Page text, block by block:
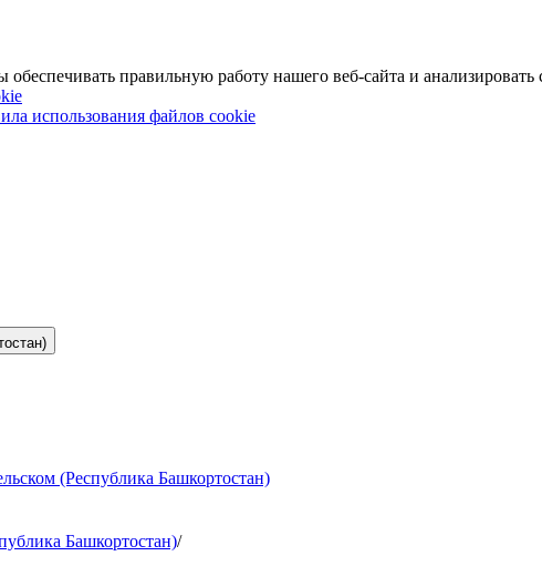
правильную работу нашего веб-сайта и анализировать
использования файлов cookie
(Республика Башкортостан)
Башкортостан)/